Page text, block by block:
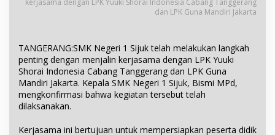
kerjasama dengan LPK Yuuki Shorai Indonesia Cabang Tanggerang
dan LPK Guna Mandiri Jakarta
TANGERANG:SMK Negeri 1 Sijuk telah melakukan langkah
penting dengan menjalin kerjasama dengan LPK Yuuki
Shorai Indonesia Cabang Tanggerang dan LPK Guna
Mandiri Jakarta. Kepala SMK Negeri 1 Sijuk, Bismi MPd,
mengkonfirmasi bahwa kegiatan tersebut telah
dilaksanakan.
Kerjasama ini bertujuan untuk mempersiapkan peserta didik